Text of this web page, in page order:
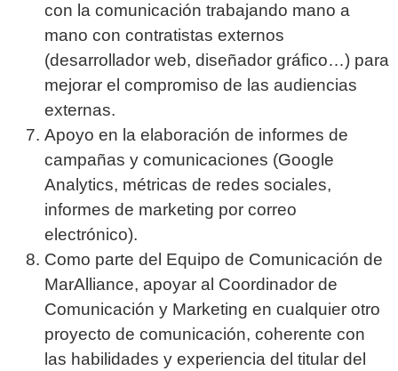
con la comunicación trabajando mano a
mano con contratistas externos
(desarrollador web, diseñador gráfico…) para
mejorar el compromiso de las audiencias
externas.
Apoyo en la elaboración de informes de
campañas y comunicaciones (Google
Analytics, métricas de redes sociales,
informes de marketing por correo
electrónico).
Como parte del Equipo de Comunicación de
MarAlliance, apoyar al Coordinador de
Comunicación y Marketing en cualquier otro
proyecto de comunicación, coherente con
las habilidades y experiencia del titular del